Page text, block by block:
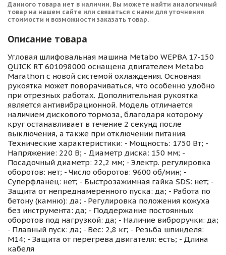
Данного товара нет в наличии. Вы можете найти аналогичный
товар на нашем сайте или связаться с нами для уточнения
стоимости и возможности заказать товар.
Описание товара
Угловая шлифовальная машина Metabo WEPBA 17-150
QUICK RT 601098000 оснащена двигателем Metabo
Marathon с новой системой охлаждения. Основная
рукоятка может поворачиваться, что особенно удобно
при отрезных работах. Дополнительная рукоятка
является антивибрационной. Модель отличается
наличием дискового тормоза, благодаря которому
круг останавливает в течение 2 секунд после
выключения, а также при отключении питания.
Технические характеристики: - Мощность: 1750 Вт; -
Напряжение: 220 В; - Диаметр диска: 150 мм; -
Посадочный диаметр: 22,2 мм; - Электр. регулировка
оборотов: нет; - Число оборотов: 9600 об/мин; -
Суперфланец: нет; - Быстрозажимная гайка SDS: нет; -
Защита от непреднамеренного пуска: да; - Работа по
бетону (камню): да; - Регулировка положения кожуха
без инструмента: да; - Поддержание постоянных
оборотов под нагрузкой: да; - Наличие виброручки: да;
- Плавный пуск: да; - Вес: 2,8 кг; - Резьба шпинделя:
М14; - Защита от перегрева двигателя: есть; - Длина
кабеля